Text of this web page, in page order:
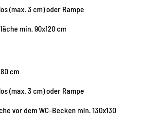
(max. 3 cm) oder Rampe
min. 90x120 cm
cm
(max. 3 cm) oder Rampe
vor dem WC-Becken min. 130x130